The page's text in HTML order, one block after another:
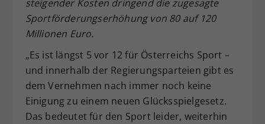
steigender Kosten dringend die zugesagte
Sportförderungserhöhung von 80 auf 120
Millionen Euro.
„Es ist längst 5 vor 12 für Österreichs Sport –
und innerhalb der Regierungsparteien gibt es
dem Vernehmen nach immer noch keine
Einigung zu einem neuen Glücksspielgesetz.
Das bedeutet für den Sport leider, weiterhin
Zweck
Dieser Wert speichert Ihre Consent-
Einstellungen. Unter anderem eine
zufällig generierte ID, für die
historische Speicherung Ihrer
vorgenommen Einstellungen, falls der
Webseiten-Betreiber dies eingestellt
hat.